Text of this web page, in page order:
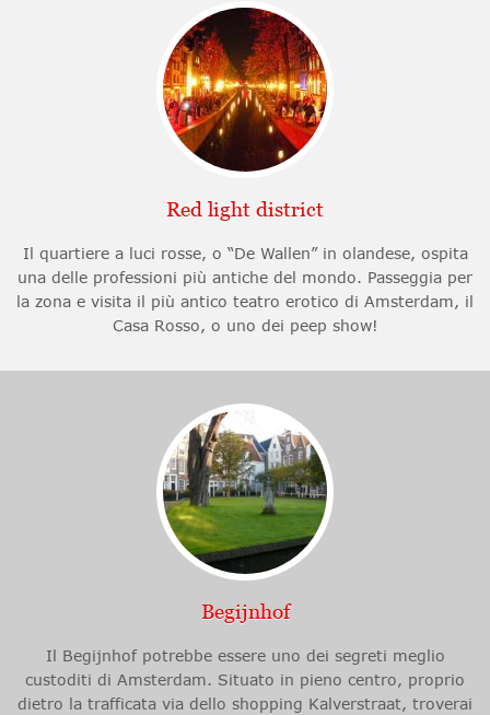
Red light district
Il quartiere a luci rosse, o “De Wallen” in olandese, ospita
una delle professioni più antiche del mondo. Passeggia per
la zona e visita il più antico teatro erotico di Amsterdam, il
Casa Rosso, o uno dei peep show!
Begijnhof
Il Begijnhof potrebbe essere uno dei segreti meglio
custoditi di Amsterdam. Situato in pieno centro, proprio
dietro la trafficata via dello shopping Kalverstraat, troverai